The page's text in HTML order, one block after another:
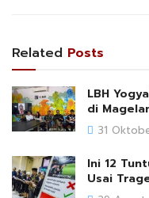
Related Posts
LBH
di
31
Ini 12
Usai